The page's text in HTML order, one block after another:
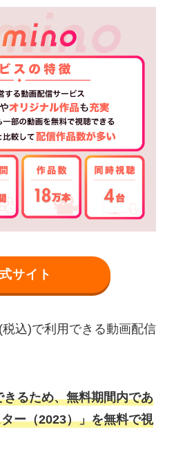
サイト
込)で利用できる動画配信
るため、無料期間内であ
ー（2023）」を無料で視